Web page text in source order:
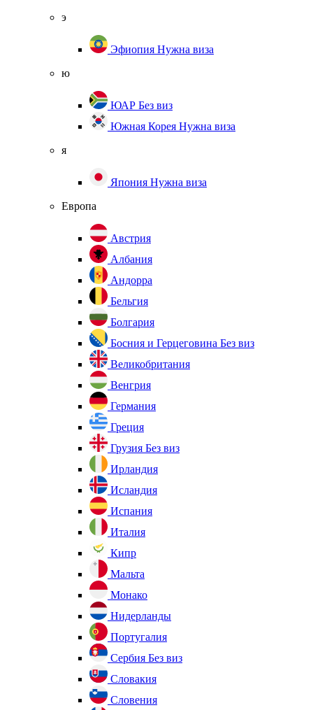
э
Эфиопия Нужна виза
ю
ЮАР Без виз
Южная Корея Нужна виза
я
Япония Нужна виза
Европа
Австрия
Албания
Андорра
Бельгия
Болгария
Босния и Герцеговина Без виз
Великобритания
Венгрия
Германия
Греция
Грузия Без виз
Ирландия
Исландия
Испания
Италия
Кипр
Мальта
Монако
Нидерланды
Португалия
Сербия Без виз
Словакия
Словения